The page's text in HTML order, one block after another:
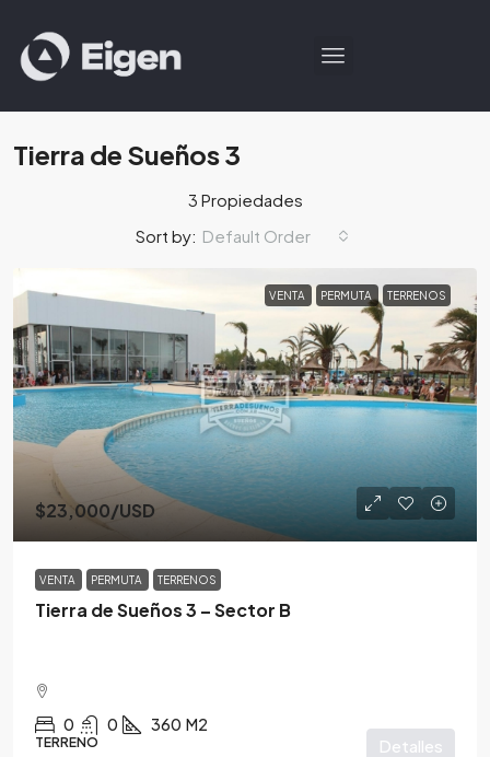
Tierra de Sueños 3
3 Propiedades
Sort by: Default Order
VENTA PERMUTA TERRENOS
$23,000/USD
VENTA PERMUTA TERRENOS
Tierra de Sueños 3 – Sector B
0 0 360 M2
TERRENO Detalles